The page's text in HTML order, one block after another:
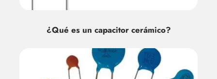
¿Qué es un capacitor cerámico?